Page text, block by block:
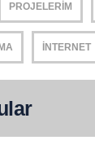
PROJELERIM
İNTERNET